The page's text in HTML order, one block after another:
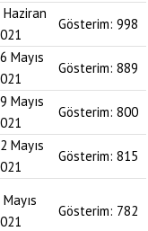
Haziran
Gösterim: 998
Mayıs
Gösterim: 889
Mayıs
Gösterim: 800
Mayıs
Gösterim: 815
Mayıs
Gösterim: 782